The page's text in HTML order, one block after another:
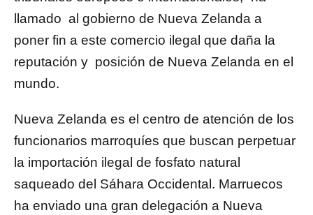
llamado al gobierno de Nueva Zelanda a
poner fin a este comercio ilegal que daña la
reputación y posición de Nueva Zelanda en el
mundo.
Nueva Zelanda es el centro de atención de los
funcionarios marroquíes que buscan perpetuar
la importación ilegal de fosfato natural
saqueado del Sáhara Occidental. Marruecos
ha enviado una gran delegación a Nueva